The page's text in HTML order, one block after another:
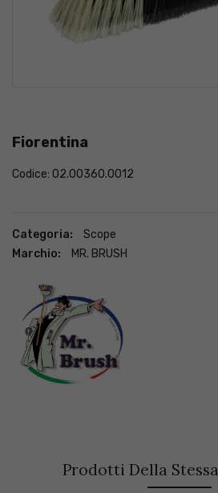
Fiorentina
Codice: 02.00360.0012
Categoria:
Scope
Marchio:
MR. BRUSH
Prodotti Della